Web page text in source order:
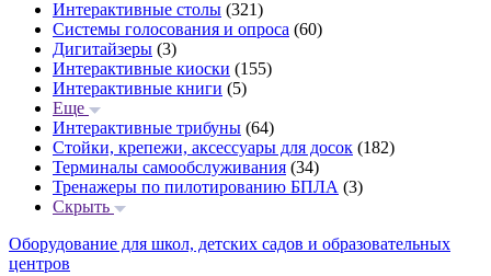
Интерактивные столы (321)
Системы голосования и опроса (60)
Дигитайзеры (3)
Интерактивные киоски (155)
Интерактивные книги (5)
Еще
Интерактивные трибуны (64)
Стойки, крепежи, аксессуары для досок (182)
Терминалы самообслуживания (34)
Тренажеры по пилотированию БПЛА (3)
Скрыть
Оборудование для школ, детских садов и образовательных
центров